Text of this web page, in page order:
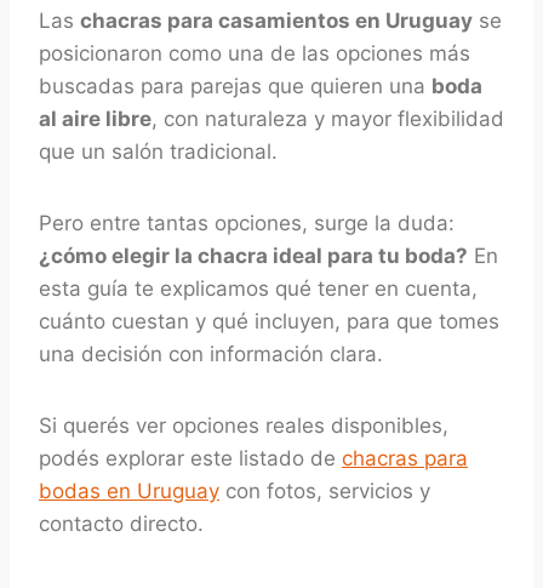
Las chacras para casamientos en Uruguay se
posicionaron como una de las opciones más
buscadas para parejas que quieren una boda
al aire libre, con naturaleza y mayor flexibilidad
que un salón tradicional.
Pero entre tantas opciones, surge la duda:
¿cómo elegir la chacra ideal para tu boda? En
esta guía te explicamos qué tener en cuenta,
cuánto cuestan y qué incluyen, para que tomes
una decisión con información clara.
Si querés ver opciones reales disponibles,
podés explorar este listado de chacras para
bodas en Uruguay con fotos, servicios y
contacto directo.